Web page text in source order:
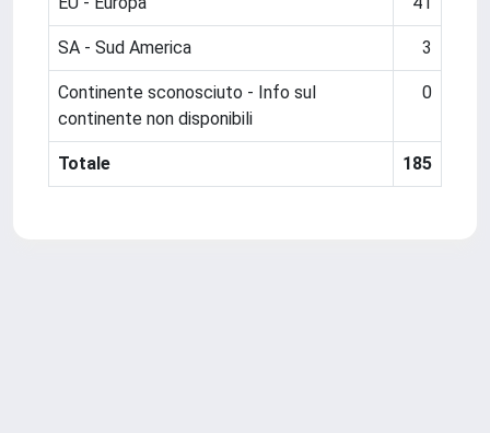
SA - Sud America 3
Continente sconosciuto - Info sul
continente non disponibili
0
Totale 185